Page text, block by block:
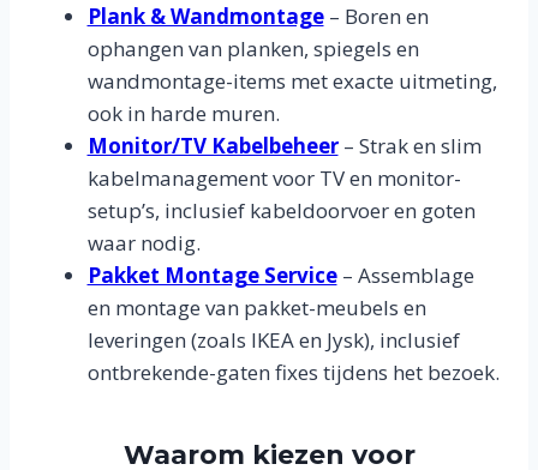
Plank & Wandmontage – Boren en
ophangen van planken, spiegels en
wandmontage-items met exacte uitmeting,
ook in harde muren.
Monitor/TV Kabelbeheer– Strak en slim
kabelmanagement voor TV en monitor-
setup’s, inclusief kabeldoorvoer en goten
waar nodig.
Pakket Montage Service– Assemblage
en montage van pakket-meubels en
leveringen (zoals IKEA en Jysk), inclusief
ontbrekende-gaten fixes tijdens het bezoek.
Waarom kiezen voor